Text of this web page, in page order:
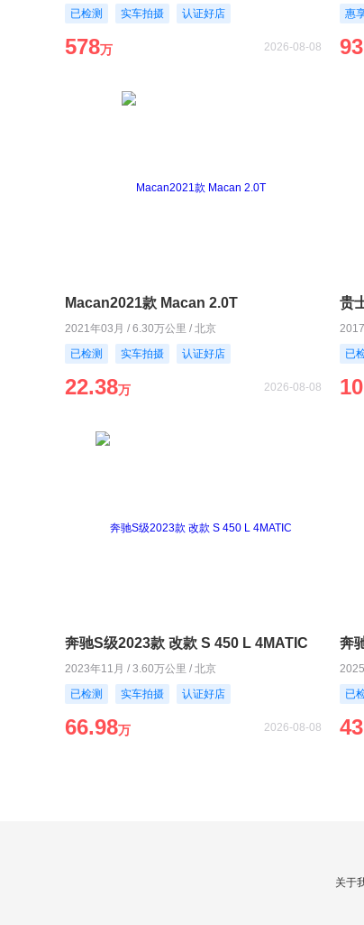
已检测
实车拍摄 认证好店
578万 2026-08-08
惠
Macan2021款 Macan 2.0T
2021年03月 / 6.30万公里 / 北京
已检测
实车拍摄 认证好店
22.38万 2026-08-08
贵
已
奔驰S级2023款 改款 S 450 L 4MATIC
2023年11月 / 3.60万公里 / 北京
已检测
实车拍摄 认证好店
66.98万 2026-08-08
奔
已
关于